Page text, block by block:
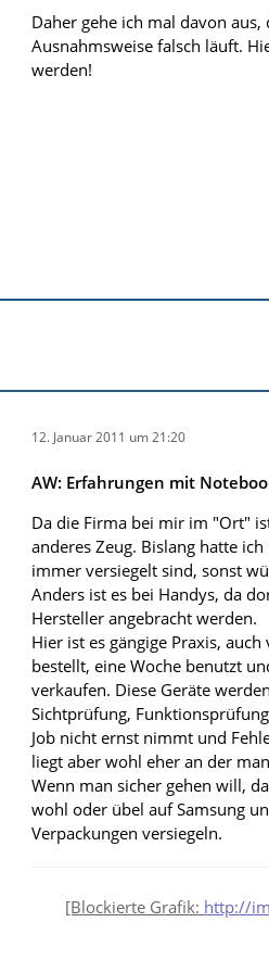
Daher gehe ich mal davon
Ausnahmsweise falsch läuft.
werden!
12. Januar 2011 um 21:20
AW: Erfahrungen mit
Da die Firma bei mir im "Ort"
anderes Zeug. Bislang hatte
immer versiegelt sind, sonst
Anders ist es bei Handys, da
Hersteller angebracht werden.
Hier ist es gängige Praxis,
bestellt, eine Woche benutzt
verkaufen. Diese Geräte
Sichtprüfung,
Job nicht ernst nimmt und
liegt aber wohl eher an der
Wenn man sicher gehen will,
wohl oder übel auf Samsung
Verpackungen versiegeln.
[Blockierte Grafik: http://